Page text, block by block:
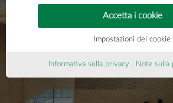
Impostazioni dei cookie
Accetta i cookie
Informativa sulla privacy Note sulla